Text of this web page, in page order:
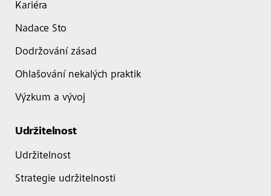
Kariéra
Nadace Sto
Dodržování zásad
Ohlašování nekalých praktik
Výzkum a vývoj
Udržitelnost
Udržitelnost
Strategie udržitelnosti